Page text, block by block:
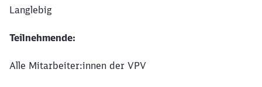
Langlebig
Teilnehmende:
Alle Mitarbeiter:innen der VPV